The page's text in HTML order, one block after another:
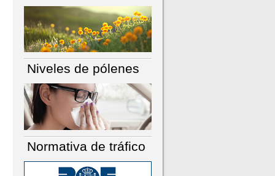
Niveles de pólenes
Normativa de tráfico